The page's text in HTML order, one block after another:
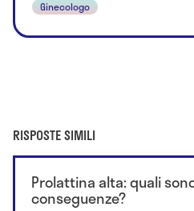
Ginecologo
RISPOSTE SIMILI
Prolattina alta: quali
conseguenze?